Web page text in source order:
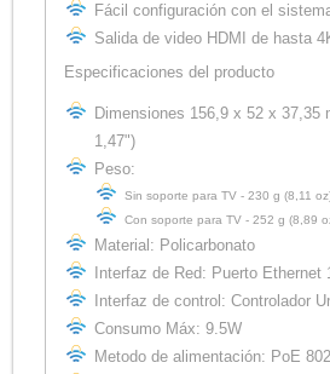
Fácil configuración con el
Salida de video HDMI de hasta
Especificaciones del producto
Dimensiones 156,9 x 52 x 37,35
1,47")
Peso:
Sin soporte para TV - 230 g (8,11
Con soporte para TV - 252 g (8,89
Material: Policarbonato
Interfaz de Red: Puerto Ethernet
Interfaz de control: Controlador
Consumo Máx: 9.5W
Metodo de alimentación: PoE